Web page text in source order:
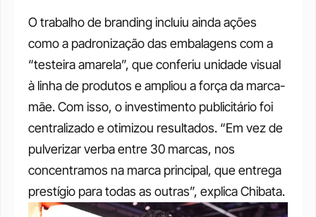
O trabalho de branding incluiu ainda ações
como a padronização das embalagens com a
“testeira amarela”, que conferiu unidade visual
à linha de produtos e ampliou a força da marca-
mãe. Com isso, o investimento publicitário foi
centralizado e otimizou resultados. “Em vez de
pulverizar verba entre 30 marcas, nos
concentramos na marca principal, que entrega
prestígio para todas as outras”, explica Chibata.